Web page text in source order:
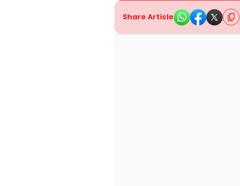
Share Article